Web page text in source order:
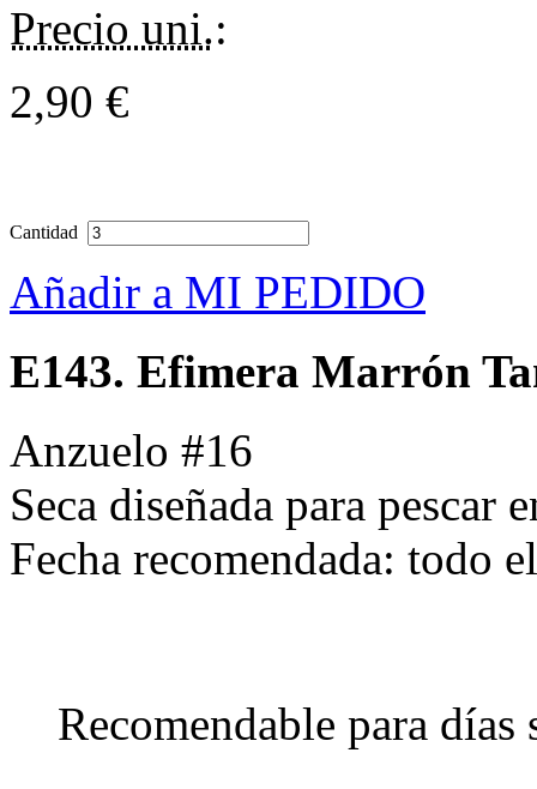
Precio uni.:
2,90 €
Cantidad
Añadir a MI PEDIDO
E143. Efimera Marrón
Anzuelo #16
Seca diseñada para pescar
Fecha recomendada: todo
Recomendable para días